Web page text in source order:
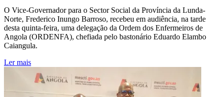
O Vice-Governador para o Sector Social da Província da Lunda-
Norte, Frederico Inungo Barroso, recebeu em audiência, na tarde
desta quinta-feira, uma delegação da Ordem dos Enfermeiros de
Angola (ORDENFA), chefiada pelo bastonário Eduardo Elambo
Caiangula.
Ler mais